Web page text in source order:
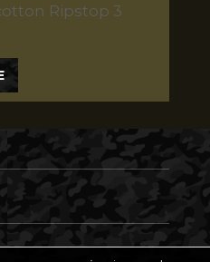
Ripstop 3